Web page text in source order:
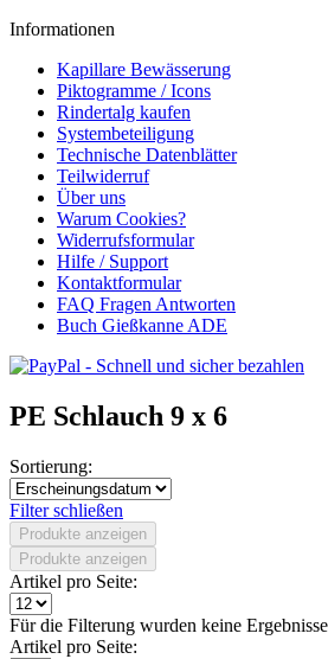
Informationen
Kapillare Bewässerung
Piktogramme / Icons
Rindertalg kaufen
Systembeteiligung
Technische Datenblätter
Teilwiderruf
Über uns
Warum Cookies?
Widerrufsformular
Hilfe / Support
Kontaktformular
FAQ Fragen Antworten
Buch Gießkanne ADE
PE Schlauch 9 x 6
Sortierung:
Filter schließen
Produkte anzeigen
Produkte anzeigen
Artikel pro Seite:
Für die Filterung wurden keine
Artikel pro Seite: